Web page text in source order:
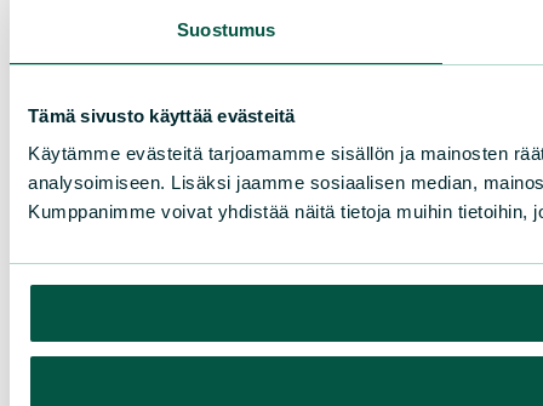
Suostumus
Tämä sivusto käyttää evästeitä
Käytämme evästeitä tarjoamamme sisällön ja mainosten
analysoimiseen. Lisäksi jaamme sosiaalisen median,
Kumppanimme voivat yhdistää näitä tietoja muihin tietoihin,